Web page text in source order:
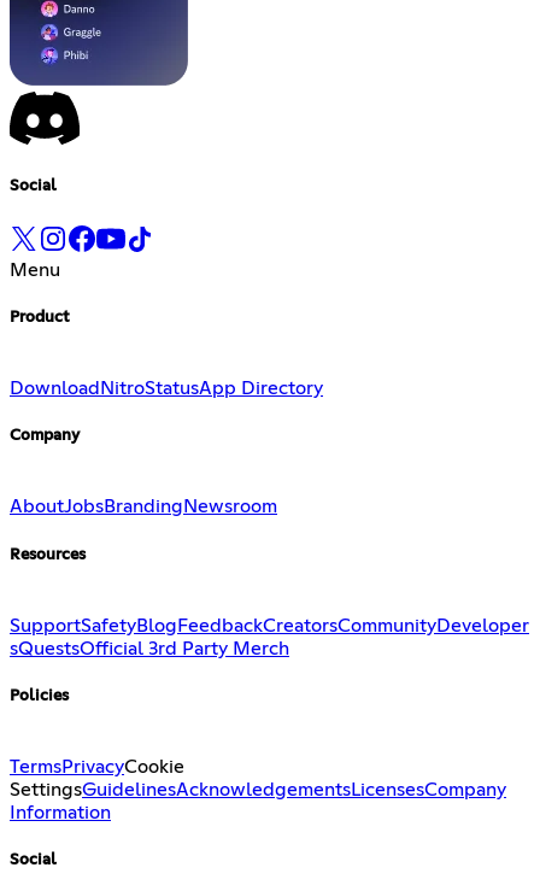
Social
Menu
Product
Download NitroStatusApp Directory
Company
AboutJobsBranding Newsroom
Resources
SupportSafetyBlog FeedbackCreatorsCommunityDeveloper
sQuestsOfficial 3rd Party Merch
Policies
TermsPrivacyCookie
SettingsGuidelinesAcknowledgementsLicensesCompany
Information
Social